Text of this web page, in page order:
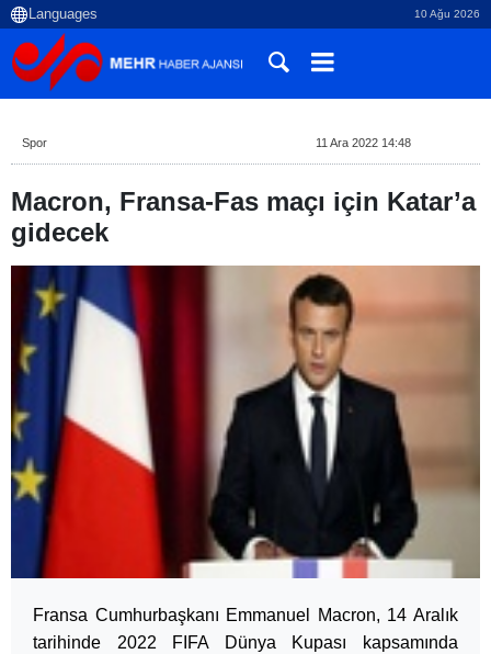
10 Ağu 2026
Spor 11 Ara 2022 14:48
Macron, Fransa-Fas maçı için Katar’a
gidecek
Fransa Cumhurbaşkanı Emmanuel Macron, 14 Aralık
tarihinde 2022 FIFA Dünya Kupası kapsamında